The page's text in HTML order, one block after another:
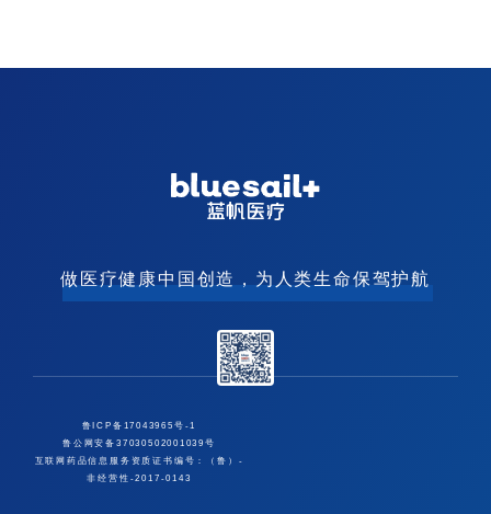
做医疗健康中国创造，为人类生命保驾护航
鲁ICP备17043965号-1
鲁公网安备37030502001039号
互联网药品信息服务资质证书编号：（鲁）-
非经营性-2017-0143